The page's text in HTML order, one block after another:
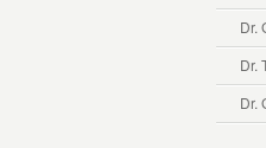
Dr.
Dr.
Dr.